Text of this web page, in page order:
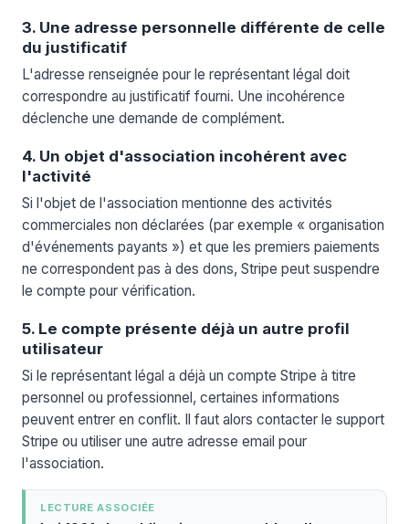
3. Une adresse personnelle différente de celle
du justificatif
L'adresse renseignée pour le représentant légal doit
correspondre au justificatif fourni. Une incohérence
déclenche une demande de complément.
4. Un objet d'association incohérent avec
l'activité
Si l'objet de l'association mentionne des activités
commerciales non déclarées (par exemple « organisation
d'événements payants ») et que les premiers paiements
ne correspondent pas à des dons, Stripe peut suspendre
le compte pour vérification.
5. Le compte présente déjà un autre profil
utilisateur
Si le représentant légal a déjà un compte Stripe à titre
personnel ou professionnel, certaines informations
peuvent entrer en conflit. Il faut alors contacter le support
Stripe ou utiliser une autre adresse email pour
l'association.
LECTURE ASSOCIÉE